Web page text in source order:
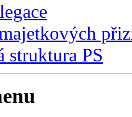
struktura PS